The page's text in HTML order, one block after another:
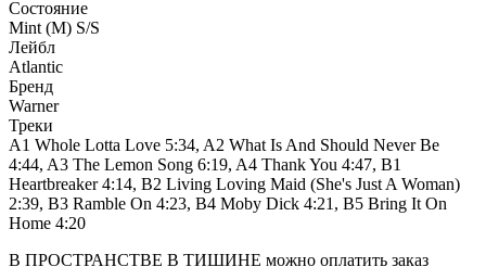
Состояние
Mint (M) S/S
Лейбл
Atlantic
Бренд
Warner
Треки
A1 Whole Lotta Love 5:34, A2 What Is And Should Never Be
4:44, A3 The Lemon Song 6:19, A4 Thank You 4:47, B1
Heartbreaker 4:14, B2 Living Loving Maid (She's Just A Woman)
2:39, B3 Ramble On 4:23, B4 Moby Dick 4:21, B5 Bring It On
Home 4:20
В ПРОСТРАНСТВЕ В ТИШИНЕ можно оплатить заказ